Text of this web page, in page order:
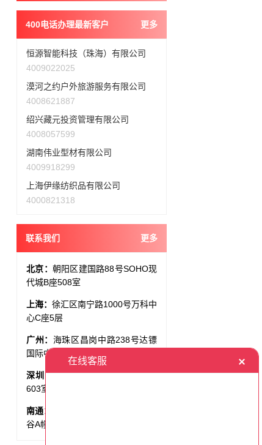
400电话办理最新客户 更多
恒源智能科技（珠海）有限公司
4009022025
漠河之约户外旅游服务有限公司
4008621887
绍兴藏元投资管理有限公司
4008057599
湖南伟业型材有限公司
4009918299
上海伊缘纺织品有限公司
4000821318
联系我们 更多
北京： 朝阳区建国路88号SOHO现
代城B座508室
上海： 徐汇区南宁路1000号万科中
心C座5层
广州： 海珠区昌岗中路238号达镖
国际中心1707室
深圳：龙华区民塘路汇隆中心A幢
603室
南通：
谷A幢10-12层